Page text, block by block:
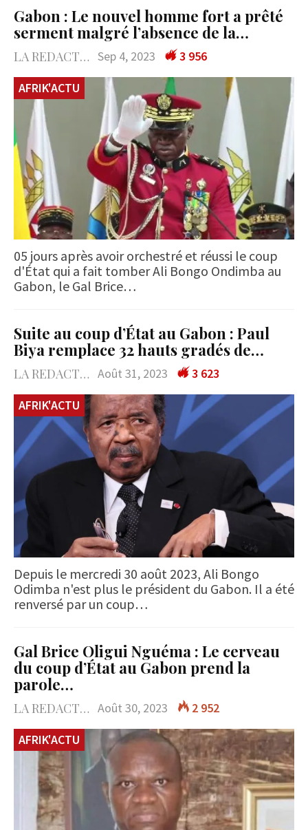
Gabon : Le nouvel homme fort a prêté
serment malgré l’absence de la…
LA REDACTION Sep 4, 2023
3 956
AFRIK'ACTU
05 jours après avoir orchestré et réussi le coup
d'État qui a fait tomber Ali Bongo Ondimba au
Gabon, le Gal Brice…
Suite au coup d’État au Gabon : Paul
Biya remplace 32 hauts gradés de…
LA REDACTION Août 31, 2023
3 623
AFRIK'ACTU
Depuis le mercredi 30 août 2023, Ali Bongo
Odimba n'est plus le président du Gabon. Il a été
renversé par un coup…
Gal Brice Oligui Nguéma : Le cerveau
du coup d’État au Gabon prend la
parole…
LA REDACTION Août 30, 2023
2 952
AFRIK'ACTU